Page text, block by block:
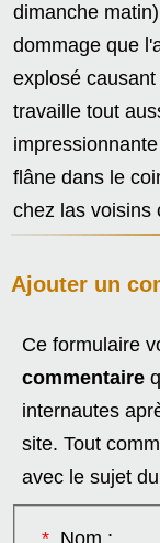
dimanche
dommage que
explosé
travaille tout
flâne dans le
chez las voisins
Ajouter un
Ce formulaire
commentaire
internautes
site. Tout
avec le sujet